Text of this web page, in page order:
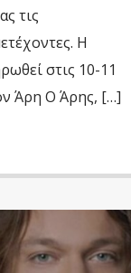
τις
Η
στις 10-11
Άρη Ο Άρης, […]